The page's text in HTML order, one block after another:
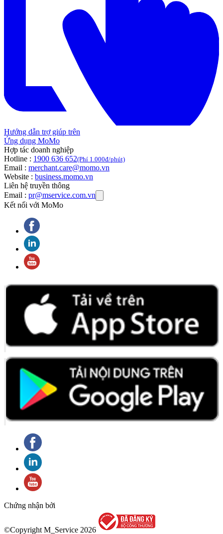
Hướng dẫn trợ giúp trên
Ứng dụng MoMo
Hợp tác doanh nghiệp
Hotline : 1900 636 652(Phí 1.000đ/phút)
Email : merchant.care@momo.vn
Website : business.momo.vn
Liên hệ truyền thông
Email : pr@mservice.com.vn
Kết nối với MoMo
Chứng nhận bởi
©Copyright M_Service 2026